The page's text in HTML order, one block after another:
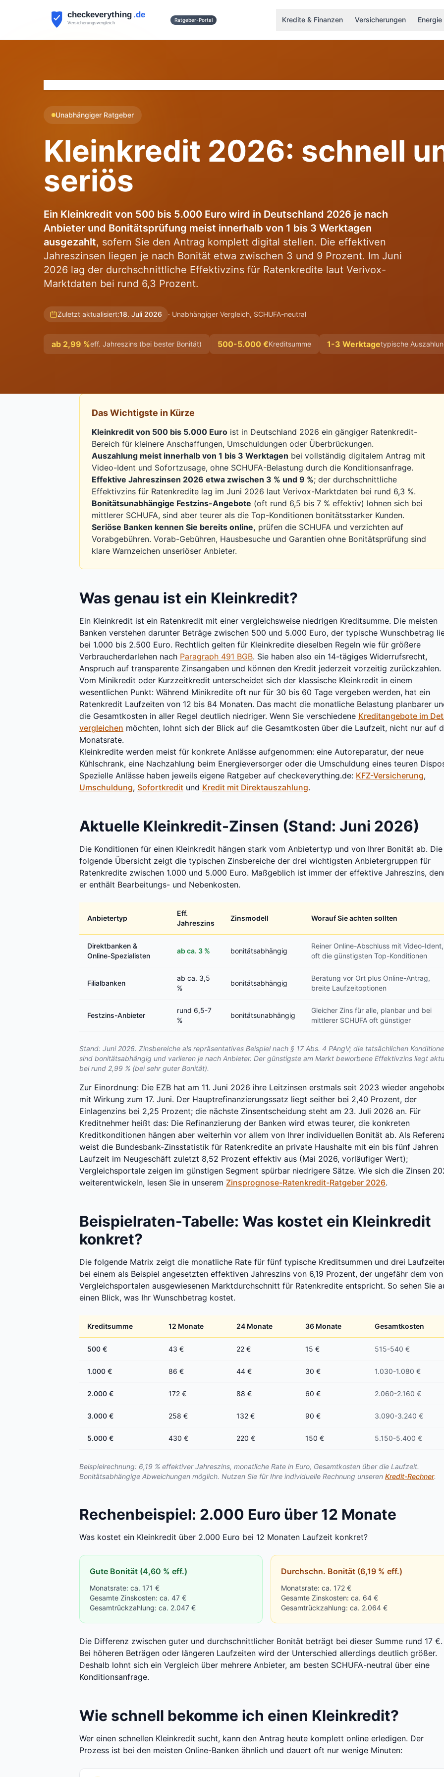
Ratgeber-Portal Kredite & Finanzen Versicherungen Energie
Unabhängiger Ratgeber
Kleinkredit 2026: schnell
seriös
Ein Kleinkredit von 500 bis 5.000 Euro wird in Deutschland 2026 je nach
Anbieter und Bonitätsprüfung meist innerhalb von 1 bis 3 Werktagen
ausgezahlt, sofern Sie den Antrag komplett digital stellen. Die effektiven
Jahreszinsen liegen je nach Bonität etwa zwischen 3 und 9 Prozent. Im Juni
2026 lag der durchschnittliche Effektivzins für Ratenkredite laut Verivox-
Marktdaten bei rund 6,3 Prozent.
Zuletzt aktualisiert:18. Juli 2026 · Unabhängiger Vergleich, SCHUFA-neutral
ab 2,99 %eff. Jahreszins (bei bester Bonität) 500-5.000 €Kreditsumme 1-3 Werktagetypische
Das Wichtigste in Kürze
Kleinkredit von 500 bis 5.000 Euro ist in Deutschland 2026 ein gängiger Ratenkredit-
Bereich für kleinere Anschaffungen, Umschuldungen oder Überbrückungen.
Auszahlung meist innerhalb von 1 bis 3 Werktagen bei vollständig digitalem Antrag mit
Video-Ident und Sofortzusage, ohne SCHUFA-Belastung durch die Konditionsanfrage.
Effektive Jahreszinsen 2026 etwa zwischen 3 % und 9 %; der durchschnittliche
Effektivzins für Ratenkredite lag im Juni 2026 laut Verivox-Marktdaten bei rund 6,3 %.
Bonitätsunabhängige Festzins-Angebote (oft rund 6,5 bis 7 % effektiv) lohnen sich bei
mittlerer SCHUFA, sind aber teurer als die Top-Konditionen bonitätsstarker Kunden.
Seriöse Banken kennen Sie bereits online, prüfen die SCHUFA und verzichten auf
Vorabgebühren. Vorab-Gebühren, Hausbesuche und Garantien ohne Bonitätsprüfung sind
klare Warnzeichen unseriöser Anbieter.
Was genau ist ein Kleinkredit?
Ein Kleinkredit ist ein Ratenkredit mit einer vergleichsweise niedrigen Kreditsumme. Die meisten
Banken verstehen darunter Beträge zwischen 500 und 5.000 Euro, der typische Wunschbetrag
bei 1.000 bis 2.500 Euro. Rechtlich gelten für Kleinkredite dieselben Regeln wie für größere
Verbraucherdarlehen nach Paragraph 491 BGB. Sie haben also ein 14-tägiges Widerrufsrecht,
Anspruch auf transparente Zinsangaben und können den Kredit jederzeit vorzeitig zurückzahlen.
Vom Minikredit oder Kurzzeitkredit unterscheidet sich der klassische Kleinkredit in einem
wesentlichen Punkt: Während Minikredite oft nur für 30 bis 60 Tage vergeben werden, hat ein
Ratenkredit Laufzeiten von 12 bis 84 Monaten. Das macht die monatliche Belastung planbarer
die Gesamtkosten in aller Regel deutlich niedriger. Wenn Sie verschiedene Kreditangebote im
vergleichen möchten, lohnt sich der Blick auf die Gesamtkosten über die Laufzeit, nicht nur auf
Monatsrate.
Kleinkredite werden meist für konkrete Anlässe aufgenommen: eine Autoreparatur, der neue
Kühlschrank, eine Nachzahlung beim Energieversorger oder die Umschuldung eines teuren
Spezielle Anlässe haben jeweils eigene Ratgeber auf checkeverything.de: KFZ-Versicherung,
Umschuldung, Sofortkredit und Kredit mit Direktauszahlung.
Aktuelle Kleinkredit-Zinsen (Stand: Juni 2026)
Die Konditionen für einen Kleinkredit hängen stark vom Anbietertyp und von Ihrer Bonität ab. Die
folgende Übersicht zeigt die typischen Zinsbereiche der drei wichtigsten Anbietergruppen für
Ratenkredite zwischen 1.000 und 5.000 Euro. Maßgeblich ist immer der effektive Jahreszins,
er enthält Bearbeitungs- und Nebenkosten.
Anbietertyp
Eff.
Jahreszins
Zinsmodell Worauf Sie achten sollten
Direktbanken &
Online-Spezialisten
ab ca. 3 % bonitätsabhängig
Reiner Online-Abschluss mit Video-Ident,
oft die günstigsten Top-Konditionen
Filialbanken
ab ca. 3,5
%
bonitätsabhängig
Beratung vor Ort plus Online-Antrag,
breite Laufzeitoptionen
Festzins-Anbieter
rund 6,5-7
%
bonitätsunabhängig
Gleicher Zins für alle, planbar und bei
mittlerer SCHUFA oft günstiger
Stand: Juni 2026. Zinsbereiche als repräsentatives Beispiel nach § 17 Abs. 4 PAngV; die tatsächlichen
sind bonitätsabhängig und variieren je nach Anbieter. Der günstigste am Markt beworbene Effektivzins liegt
bei rund 2,99 % (bei sehr guter Bonität).
Zur Einordnung: Die EZB hat am 11. Juni 2026 ihre Leitzinsen erstmals seit 2023 wieder
mit Wirkung zum 17. Juni. Der Hauptrefinanzierungssatz liegt seither bei 2,40 Prozent, der
Einlagenzins bei 2,25 Prozent; die nächste Zinsentscheidung steht am 23. Juli 2026 an. Für
Kreditnehmer heißt das: Die Refinanzierung der Banken wird etwas teurer, die konkreten
Kreditkonditionen hängen aber weiterhin vor allem von Ihrer individuellen Bonität ab. Als
weist die Bundesbank-Zinsstatistik für Ratenkredite an private Haushalte mit ein bis fünf Jahren
Laufzeit im Neugeschäft zuletzt 8,52 Prozent effektiv aus (Mai 2026, vorläufiger Wert);
Vergleichsportale zeigen im günstigen Segment spürbar niedrigere Sätze. Wie sich die Zinsen
weiterentwickeln, lesen Sie in unserem Zinsprognose-Ratenkredit-Ratgeber 2026.
Beispielraten-Tabelle: Was kostet ein Kleinkredit
konkret?
Die folgende Matrix zeigt die monatliche Rate für fünf typische Kreditsummen und drei
bei einem als Beispiel angesetzten effektiven Jahreszins von 6,19 Prozent, der ungefähr dem von
Vergleichsportalen ausgewiesenen Marktdurchschnitt für Ratenkredite entspricht. So sehen Sie
einen Blick, was Ihr Wunschbetrag kostet.
Kreditsumme 12 Monate 24 Monate 36 Monate Gesamtkosten
500 € 43 € 22 € 15 € 515-540 €
1.000 € 86 € 44 € 30 € 1.030-1.080 €
2.000 € 172 € 88 € 60 € 2.060-2.160 €
3.000 € 258 € 132 € 90 € 3.090-3.240 €
5.000 € 430 € 220 € 150 € 5.150-5.400 €
Beispielrechnung: 6,19 % effektiver Jahreszins, monatliche Rate in Euro, Gesamtkosten über die Laufzeit.
Bonitätsabhängige Abweichungen möglich. Nutzen Sie für Ihre individuelle Rechnung unseren Kredit-Rechner.
Rechenbeispiel: 2.000 Euro über 12 Monate
Was kostet ein Kleinkredit über 2.000 Euro bei 12 Monaten Laufzeit konkret?
Gute Bonität (4,60 % eff.)
Monatsrate: ca. 171 €
Gesamte Zinskosten: ca. 47 €
Gesamtrückzahlung: ca. 2.047 €
Durchschn. Bonität (6,19 % eff.)
Monatsrate: ca. 172 €
Gesamte Zinskosten: ca. 64 €
Gesamtrückzahlung: ca. 2.064 €
Die Differenz zwischen guter und durchschnittlicher Bonität beträgt bei dieser Summe rund 17 €.
Bei höheren Beträgen oder längeren Laufzeiten wird der Unterschied allerdings deutlich größer.
Deshalb lohnt sich ein Vergleich über mehrere Anbieter, am besten SCHUFA-neutral über eine
Konditionsanfrage.
Wie schnell bekomme ich einen Kleinkredit?
Wer einen schnellen Kleinkredit sucht, kann den Antrag heute komplett online erledigen. Der
Prozess ist bei den meisten Online-Banken ähnlich und dauert oft nur wenige Minuten: